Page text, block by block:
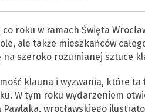
co roku w ramach Święta
ale także mieszkańców
szeroko rozumianej sztuce
klauna i wyzwania, które
W tym roku wydarzeniem
Pawlaka, wrocławskiego